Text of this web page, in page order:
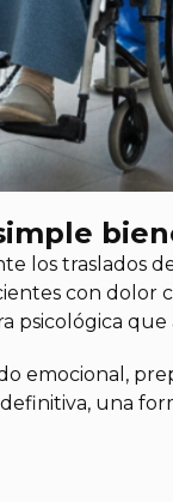
los traslados
con dolor
que
emocional,
una